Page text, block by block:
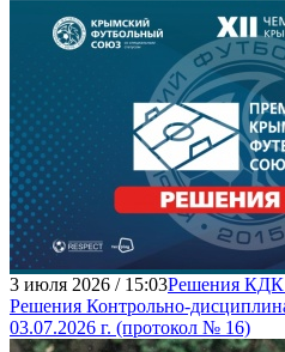
3 июля 2026 / 15:03Решения
Решения Контрольно-
03.07.2026 г. (протокол № 16)